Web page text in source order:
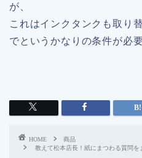
が、
これはインクタンクも取り
でというかなりの条件が必
HOME
商品
教えて松本店長！紙にまつわる質問を